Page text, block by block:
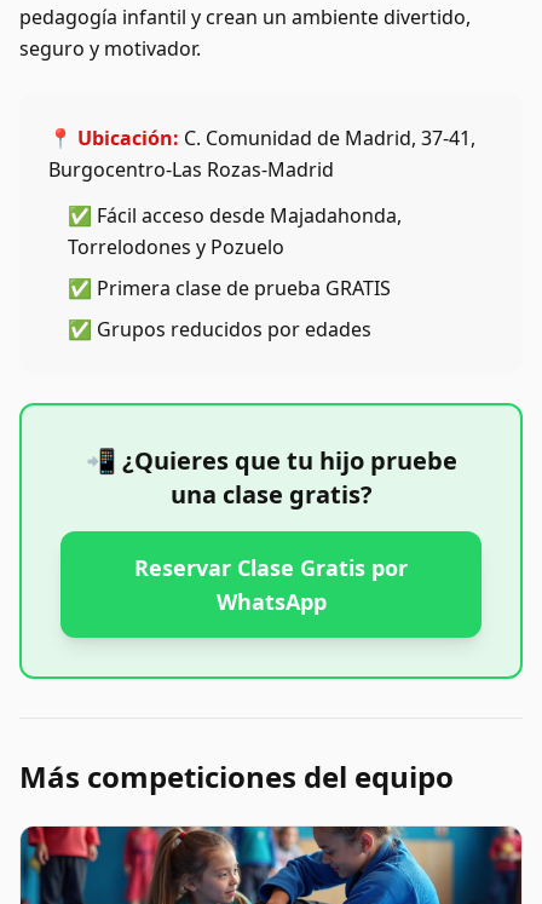
pedagogía infantil y crean un ambiente divertido,
seguro y motivador.
📍 Ubicación: C. Comunidad de Madrid, 37-41,
Burgocentro-Las Rozas-Madrid
✅ Fácil acceso desde Majadahonda,
Torrelodones y Pozuelo
✅ Primera clase de prueba GRATIS
✅ Grupos reducidos por edades
📲 ¿Quieres que tu hijo pruebe
una clase gratis?
Reservar Clase Gratis por
WhatsApp
Más competiciones del equipo